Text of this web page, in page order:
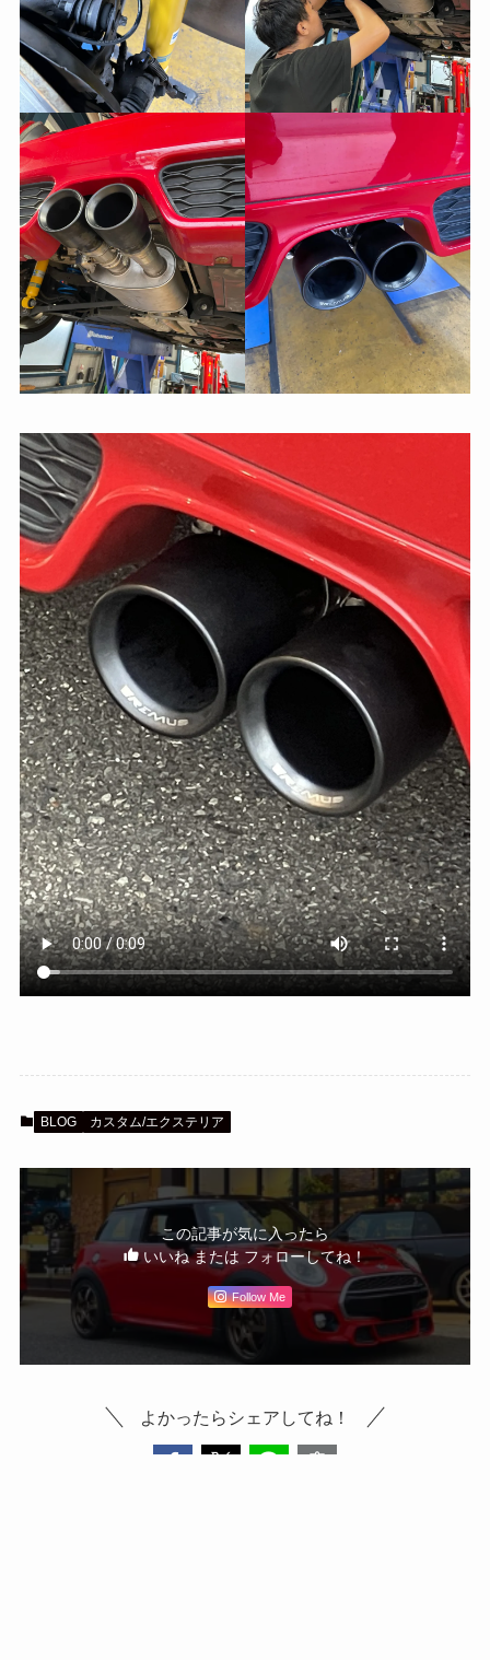
BLOG カスタム/エクステリア
この記事が気に入ったら
いいね または フォローしてね！
Follow Me
よかったらシェアしてね！